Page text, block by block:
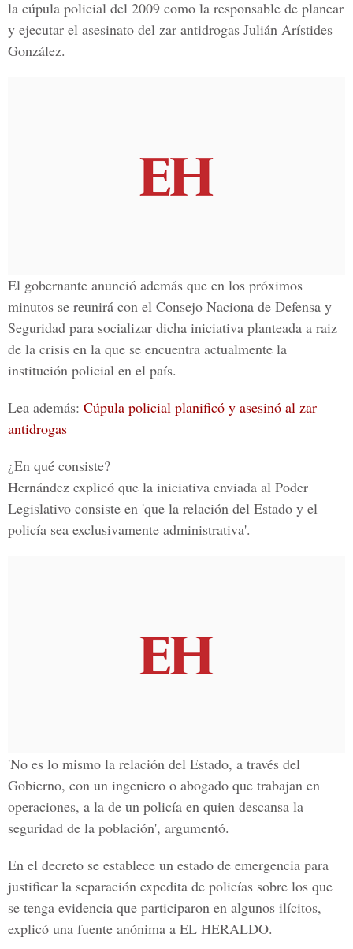
la cúpula policial del 2009 como la responsable de planear
y ejecutar el asesinato del zar antidrogas Julián Arístides
González.
El gobernante anunció además que en los próximos
minutos se reunirá con el Consejo Naciona de Defensa y
Seguridad para socializar dicha iniciativa planteada a raiz
de la crisis en la que se encuentra actualmente la
institución policial en el país.
Lea además: Cúpula policial planificó y asesinó al zar
antidrogas
¿En qué consiste?
Hernández explicó que la iniciativa enviada al Poder
Legislativo consiste en 'que la relación del Estado y el
policía sea exclusivamente administrativa'.
'No es lo mismo la relación del Estado, a través del
Gobierno, con un ingeniero o abogado que trabajan en
operaciones, a la de un policía en quien descansa la
seguridad de la población', argumentó.
En el decreto se establece un estado de emergencia para
justificar la separación expedita de policías sobre los que
se tenga evidencia que participaron en algunos ilícitos,
explicó una fuente anónima a EL HERALDO.